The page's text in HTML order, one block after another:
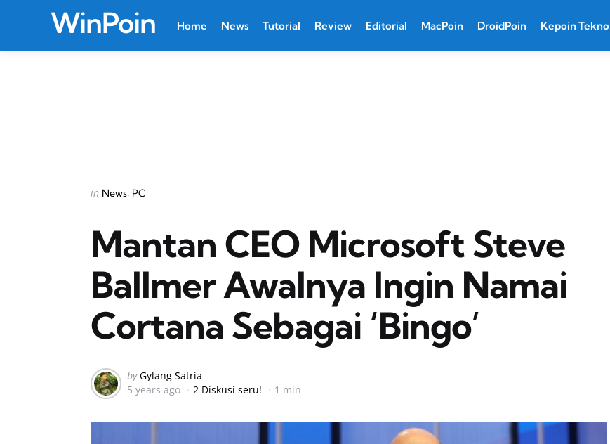
WinPoin Home News Tutorial Review Editorial MacPoin DroidPoin Kepoin Tekno
Categories
Posted
in News PC
Mantan CEO Microsoft Steve
Ballmer Awalnya Ingin Namai
Cortana Sebagai ‘Bingo’
Posted
by
by Gylang Satria
5 years ago
2 Diskusi seru! 1 min